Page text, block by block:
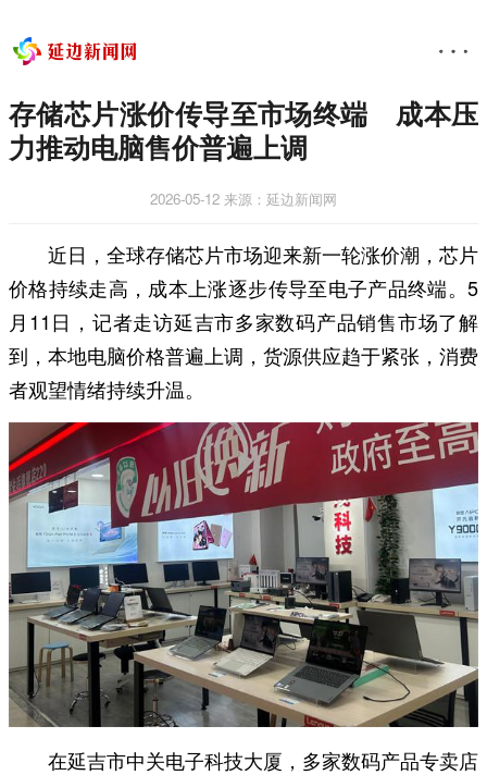
存储芯片涨价传导至市场终端 成本压
力推动电脑售价普遍上调
2026-05-12 来源：延边新闻网
近日，全球存储芯片市场迎来新一轮涨价潮，芯片
价格持续走高，成本上涨逐步传导至电子产品终端。5
月11日，记者走访延吉市多家数码产品销售市场了解
到，本地电脑价格普遍上调，货源供应趋于紧张，消费
者观望情绪持续升温。
在延吉市中关电子科技大厦，多家数码产品专卖店